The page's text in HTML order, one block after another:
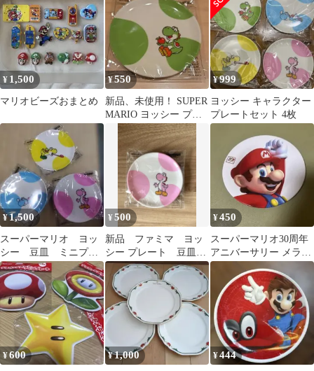
¥ 1,500
マリオビーズおまとめ
¥550
新品、未使用！ SUPER
MARIO ヨッシー プレ
ート
¥999
ヨッシー キャラクター
プレートセット 4枚
¥1,500
スーパーマリオ ヨッ
シー 豆皿 ミニプレ
ート 3種セット
¥500
新品 ファミマ ヨッ
シー プレート 豆皿
ピンク
¥450
スーパーマリオ30周年
アニバーサリー メラミ
ンプレート マリオ
¥600 ¥1,000 ¥444